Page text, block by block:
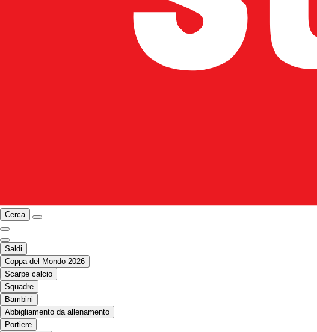
Cerca
Saldi
Coppa del Mondo 2026
Scarpe calcio
Squadre
Bambini
Abbigliamento da allenamento
Portiere